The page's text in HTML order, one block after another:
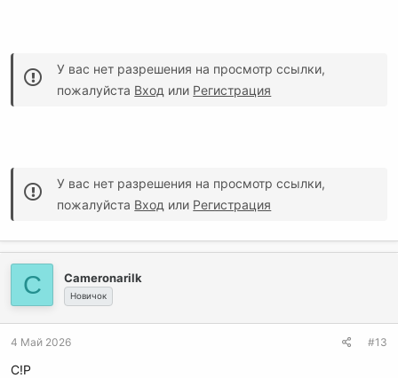
У вас нет разрешения на просмотр ссылки,
пожалуйста Вход или Регистрация
У вас нет разрешения на просмотр ссылки,
пожалуйста Вход или Регистрация
C Cameronarilk
Новичок
4 Май 2026 #13
C!P